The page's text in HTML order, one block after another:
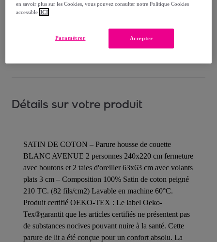
Livraison estimée: entre le
Détails sur votre produit
SATIN DE COTON – Parure housse de couette
BLANC AVENUE 2 personnes 240x220 cm fermeture
avec boutons et 2 taies d'oreiller 63x63 cm avec volants
plats 3 cm – Composition 100% Satin de coton peigné
210 TC. (82 fils/cm2) Lavable en machine 60°C.
Produit certifié OEKO-TEX : Le label Oeko-
Tex®garantit que les articles certifiés ne présentent pas
de substances nocives pouvant nuire à la santé. Cette
parure de lit a été conçue pour un confort absolu. La
en savoir plus sur les Cookies, vous pouvez consulter notre Politique Cookies
accessible ICI
Accepter
Paramétrer